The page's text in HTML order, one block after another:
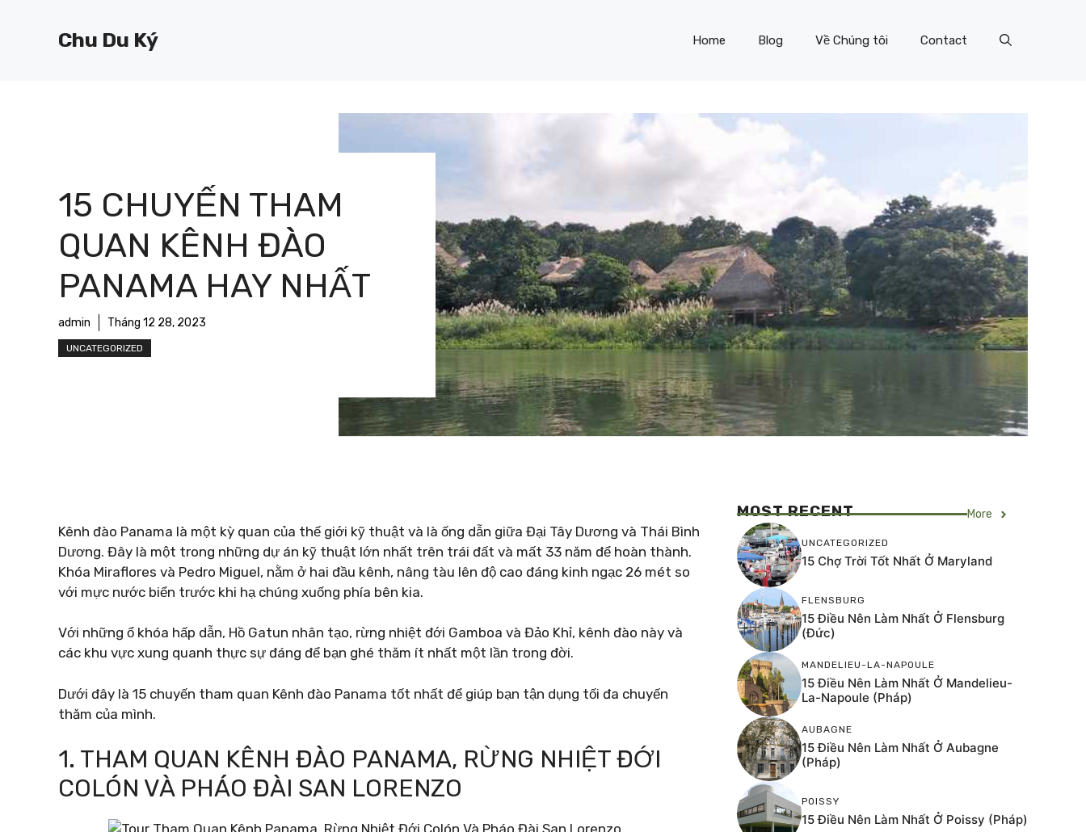
Chu Du Ký Home Blog Về Chúng tôi Contact
15 CHUYẾN THAM
QUAN KÊNH ĐÀO
PANAMA HAY NHẤT
admin Tháng 12 28, 2023
UNCATEGORIZED
Kênh đào Panama là một kỳ quan của thế giới kỹ thuật và là ống dẫn giữa Đại Tây Dương và Thái Bình
Dương. Đây là một trong những dự án kỹ thuật lớn nhất trên trái đất và mất 33 năm để hoàn thành.
Khóa Miraflores và Pedro Miguel, nằm ở hai đầu kênh, nâng tàu lên độ cao đáng kinh ngạc 26 mét so
với mực nước biển trước khi hạ chúng xuống phía bên kia.
Với những ổ khóa hấp dẫn, Hồ Gatun nhân tạo, rừng nhiệt đới Gamboa và Đảo Khỉ, kênh đào này và
các khu vực xung quanh thực sự đáng để bạn ghé thăm ít nhất một lần trong đời.
Dưới đây là 15 chuyến tham quan Kênh đào Panama tốt nhất để giúp bạn tận dụng tối đa chuyến
thăm của mình.
1. THAM QUAN KÊNH ĐÀO PANAMA, RỪNG NHIỆT ĐỚI
COLÓN VÀ PHÁO ĐÀI SAN LORENZO
MOST RECENT More
UNCATEGORIZED
15 Chợ Trời Tốt Nhất Ở Maryland
FLENSBURG
15 Điều Nên Làm Nhất Ở Flensburg
(Đức)
MANDELIEU-LA-NAPOULE
15 Điều Nên Làm Nhất Ở Mandelieu-
La-Napoule (Pháp)
AUBAGNE
15 Điều Nên Làm Nhất Ở Aubagne
(Pháp)
POISSY
15 Điều Nên Làm Nhất Ở Poissy (Pháp)